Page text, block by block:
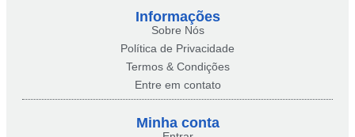
Informações
Sobre Nós
Política de Privacidade
Termos & Condições
Entre em contato
Minha conta​